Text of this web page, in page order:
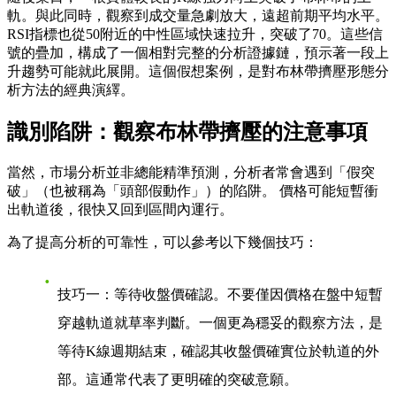
軌。與此同時，觀察到成交量急劇放大，遠超前期平均水平。
RSI指標也從50附近的中性區域快速拉升，突破了70。這些信
號的疊加，構成了一個相對完整的分析證據鏈，預示著一段上
升趨勢可能就此展開。這個假想案例，是對布林帶擠壓形態分
析方法的經典演繹。
識別陷阱：觀察布林帶擠壓的注意事項
當然，市場分析並非總能精準預測，分析者常會遇到「假突
破」（也被稱為「頭部假動作」）的陷阱。 價格可能短暫衝
出軌道後，很快又回到區間內運行。
為了提高分析的可靠性，可以參考以下幾個技巧：
技巧一：等待收盤價確認。不要僅因價格在盤中短暫
穿越軌道就草率判斷。一個更為穩妥的觀察方法，是
等待K線週期結束，確認其收盤價確實位於軌道的外
部。這通常代表了更明確的突破意願。